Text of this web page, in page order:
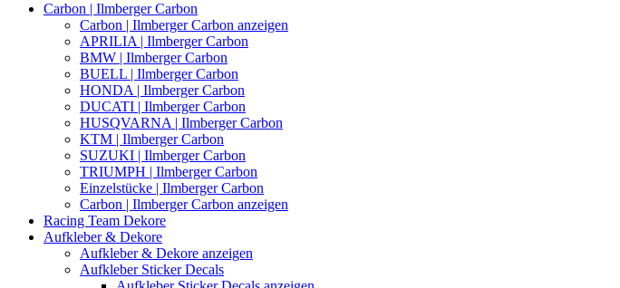
Carbon | Ilmberger Carbon
Carbon | Ilmberger Carbon anzeigen
APRILIA | Ilmberger Carbon
BMW | Ilmberger Carbon
BUELL | Ilmberger Carbon
HONDA | Ilmberger Carbon
DUCATI | Ilmberger Carbon
HUSQVARNA | Ilmberger Carbon
KTM | Ilmberger Carbon
SUZUKI | Ilmberger Carbon
TRIUMPH | Ilmberger Carbon
Einzelstücke | Ilmberger Carbon
Carbon | Ilmberger Carbon anzeigen
Racing Team Dekore
Aufkleber & Dekore
Aufkleber & Dekore anzeigen
Aufkleber Sticker Decals